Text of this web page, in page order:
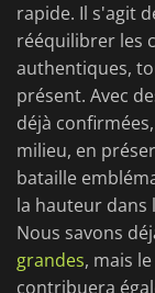
rapide. Il s'agit
rééquilibrer les
authentiques,
présent. Avec
déjà confirmées,
milieu, en
bataille
la hauteur dans
Nous savons
grandes, mais
contribuera